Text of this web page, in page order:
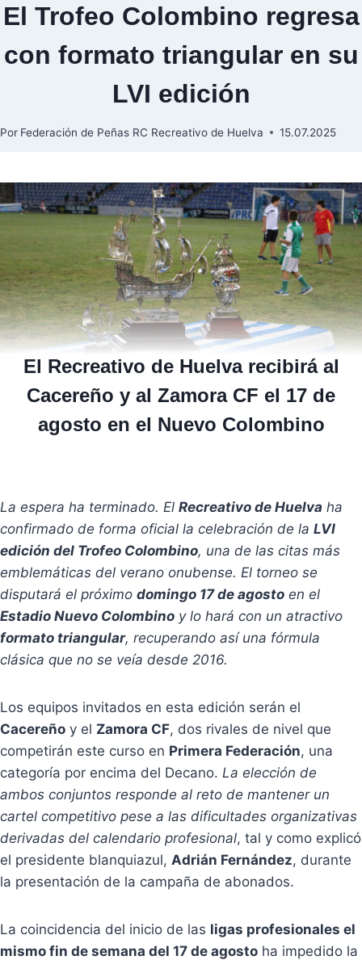
El Trofeo Colombino regresa
con formato triangular en su
LVI edición
Por Federación de Peñas RC Recreativo de Huelva 15.07.2025
El Recreativo de Huelva recibirá al
Cacereño y al Zamora CF el 17 de
agosto en el Nuevo Colombino
La espera ha terminado. El Recreativo de Huelva ha
confirmado de forma oficial la celebración de la LVI
edición del Trofeo Colombino, una de las citas más
emblemáticas del verano onubense. El torneo se
disputará el próximo domingo 17 de agosto en el
Estadio Nuevo Colombino y lo hará con un atractivo
formato triangular, recuperando así una fórmula
clásica que no se veía desde 2016.
Los equipos invitados en esta edición serán el
Cacereño y el Zamora CF, dos rivales de nivel que
competirán este curso en Primera Federación, una
categoría por encima del Decano. La elección de
ambos conjuntos responde al reto de mantener un
cartel competitivo pese a las dificultades organizativas
derivadas del calendario profesional, tal y como explicó
el presidente blanquiazul, Adrián Fernández, durante
la presentación de la campaña de abonados.
La coincidencia del inicio de las ligas profesionales el
mismo fin de semana del 17 de agosto ha impedido la